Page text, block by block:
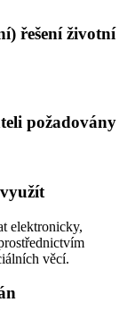
řešení životní
požadovány
elektronicky,
věcí.